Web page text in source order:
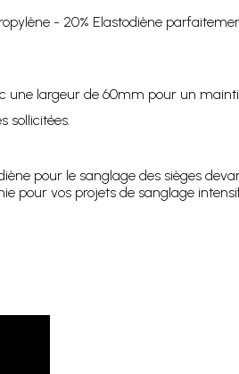
- 20% Elastodiène
une largeur de 60mm pour un
sollicitées.
pour le sanglage des sièges
pour vos projets de sanglage